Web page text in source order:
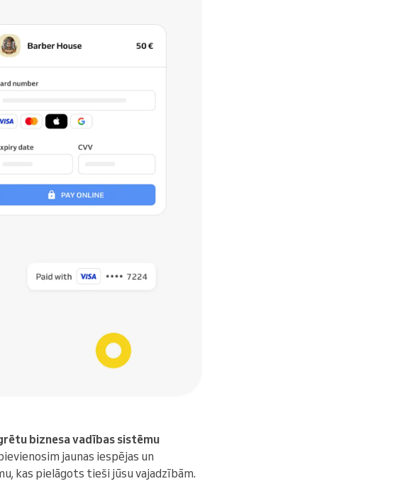
biznesa vadības sistēmu
jaunas iespējas un
kas pielāgots tieši jūsu vajadzībām.